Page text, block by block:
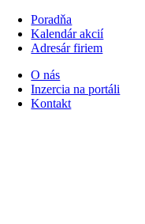
Poradňa
Kalendár akcií
Adresár firiem
O nás
Inzercia na portáli
Kontakt